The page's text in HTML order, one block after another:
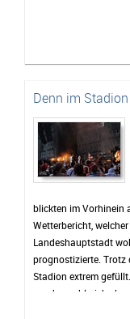
zwischendurch eine
zu mehr als nur
Bis zum Festival
Vorfreude wächst
bereits verkauft und
Wochenende sind
Wetter mitspielt und
den vergangenen
2026 wieder zu den
gehören.
Denn im
blickten im Vorhinein
Wetterbericht,
Landeshauptstadt
prognostizierte. Trotz
Stadion extrem
wurden zahlreiche
sprinkler installiert,